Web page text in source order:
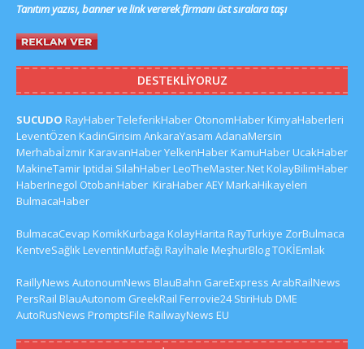
Tanıtım yazısı, banner ve link vererek firmanı üst sıralara taşı
DESTEKLIYORUZ
SUCUDO RayHaberTeleferikHaber OtonomHaberKimyaHaberleri
LeventÖzen KadinGirisim AnkaraYasam AdanaMersin
MerhabaİzmirKaravanHaberYelkenHaberKamuHaberUcakHaber
MakineTamirIptidai SilahHaberLeoTheMaster.NetKolayBilimHaber
HaberInegol OtobanHaber KiraHaberAEYMarkaHikayeleri
BulmacaHaber
BulmacaCevap KomikKurbaga KolayHarita RayTurkiye ZorBulmaca
KentveSağlıkLeventinMutfağı Rayİhale MeşhurBlogTOKİEmlak
RaillyNews AutonoumNews BlauBahn GareExpress ArabRailNews
PersRail BlauAutonom GreekRail Ferrovie24 StiriHub DME
AutoRusNews PromptsFile RailwayNews EU